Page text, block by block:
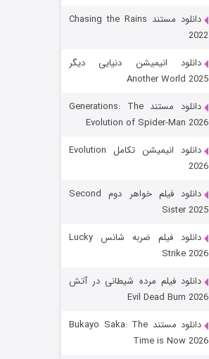
قسمت
رویایی برای تو
قسمت
دانلود مستند Chasing the Rains
2022
دانلود انیمیشن دنیایی دیگر
Another World 2025
دانلود مستند Generations: The
Evolution of Spider-Man 2026
دانلود انیمیشن تکامل Evolution
2026
دانلود فیلم خواهر دوم Second
Sister 2025
دانلود فیلم ضربه شانس Lucky
Strike 2026
دانلود فیلم مرده شیطانی در آتش
Evil Dead Burn 2026
دانلود مستند Bukayo Saka: The
Time is Now 2026